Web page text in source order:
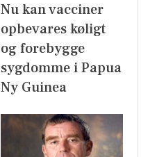
Nu kan vacciner
opbevares køligt
og forebygge
sygdomme i Papua
Ny Guinea